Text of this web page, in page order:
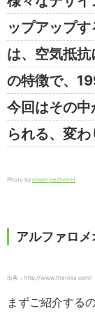
ップアップ
は、空気抵
の特徴で、
今回はその
られる、変わ
Photo by olivier pechenet
アルファロ
出典：http://www.thaivisa.com/
まずご紹介する